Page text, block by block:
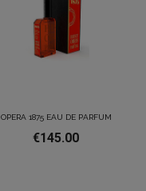
OPERA 1875 EAU DE PARFUM
€145.00